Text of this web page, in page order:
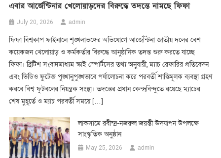
এবার আর্জেন্টিনার খেলোয়াড়দের বিরুদ্ধে তদন্তে নামছে ফিফা
July 20, 2026 admin
ফিফা বিশ্বকাপ ফাইনালে শৃঙ্খলাভঙ্গের অভিযোগে আর্জেন্টিনা জাতীয় দলের বেশ
কয়েকজন খেলোয়াড় ও কর্মকর্তার বিরুদ্ধে আনুষ্ঠানিক তদন্ত শুরু করতে যাচ্ছে
ফিফা। ব্রিটিশ সংবাদমাধ্যম স্কাই স্পোর্টসের তথ্য অনুযায়ী, ম্যাচ রেফারির প্রতিবেদন
এবং ভিডিও ফুটেজ পুঙ্খানুপুঙ্খভাবে পর্যালোচনা করে পরবর্তী শাস্তিমূলক ব্যবস্থা গ্রহণ
করবে বিশ্ব ফুটবলের নিয়ন্ত্রক সংস্থা। তদন্তের প্রধান কেন্দ্রবিন্দুতে রয়েছে ম্যাচের
শেষ মুহূর্তে ও ম্যাচ পরবর্তী সময়ে […]
লাকসামে রবীন্দ্র-নজরুল জয়ন্তী উদযাপন উপলক্ষে
সাংস্কৃতিক অনুষ্ঠান
May 25, 2026 admin